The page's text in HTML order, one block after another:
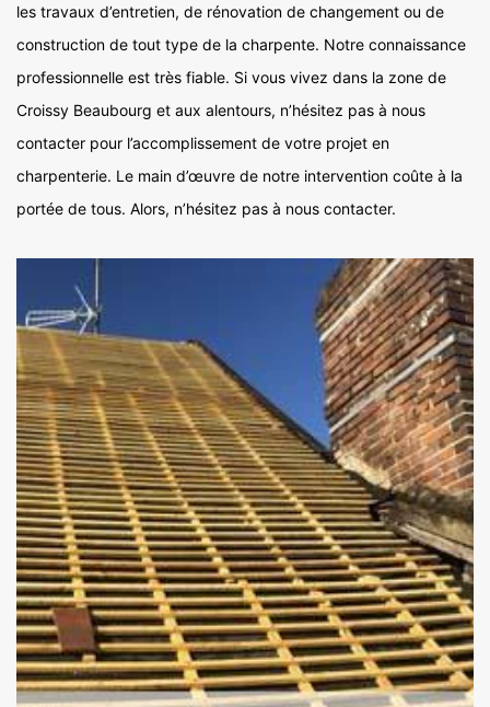
les travaux d’entretien, de rénovation de changement ou de
construction de tout type de la charpente. Notre connaissance
professionnelle est très fiable. Si vous vivez dans la zone de
Croissy Beaubourg et aux alentours, n’hésitez pas à nous
contacter pour l’accomplissement de votre projet en
charpenterie. Le main d’œuvre de notre intervention coûte à la
portée de tous. Alors, n’hésitez pas à nous contacter.